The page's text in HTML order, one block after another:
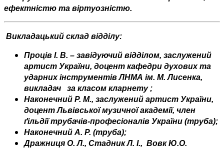
ефектністю та віртуозністю.
Викладацький склад відділу:
Проців І. В. – завідуючий відділом, заслужений
артист України, доцент кафедри духових та
ударних інструментів ЛНМА ім. М. Лисенка,
викладач
за класом кларнету ;
Наконечний Р. М., заслужений артист України,
доцент Львівської музичної академії, член
ґільдії трубачів-професіоналів України (труба);
Наконечний А. Р. (труба);
Дражниця О. Л., Стадник Л. І., Вовк Ю.О.